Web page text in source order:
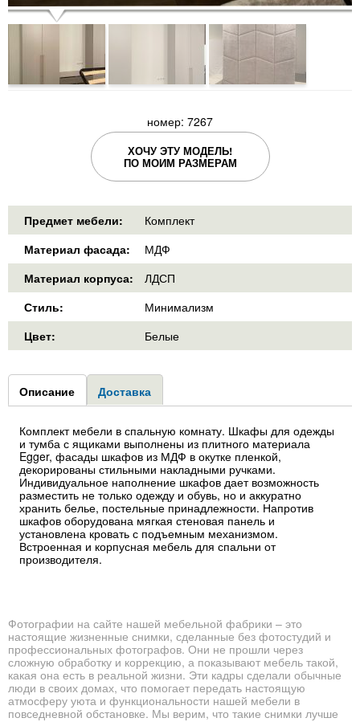
номер: 7267
ХОЧУ ЭТУ МОДЕЛЬ!
ПО МОИМ РАЗМЕРАМ
Предмет мебели:
Комплект
Материал фасада:
МДФ
Материал корпуса:
ЛДСП
Стиль:
Минимализм
Цвет:
Белые
Group1
Описание (активная
вкладка)
Доставка
Комплект мебели в спальную комнату. Шкафы для одежды
и тумба с ящиками выполнены из плитного материала
Egger, фасады шкафов из МДФ в окутке пленкой,
декорированы стильными накладными ручками.
Индивидуальное наполнение шкафов дает возможность
разместить не только одежду и обувь, но и аккуратно
хранить белье, постельные принадлежности. Напротив
шкафов оборудована мягкая стеновая панель и
установлена кровать с подъемным механизмом.
Встроенная и корпусная мебель для спальни от
производителя.
Фотографии на сайте нашей мебельной фабрики – это
настоящие жизненные снимки, сделанные без фотостудий и
профессиональных фотографов. Они не прошли через
сложную обработку и коррекцию, а показывают мебель такой,
какая она есть в реальной жизни. Эти кадры сделали обычные
люди в своих домах, что помогает передать настоящую
атмосферу уюта и функциональности нашей мебели в
повседневной обстановке. Мы верим, что такие снимки лучше